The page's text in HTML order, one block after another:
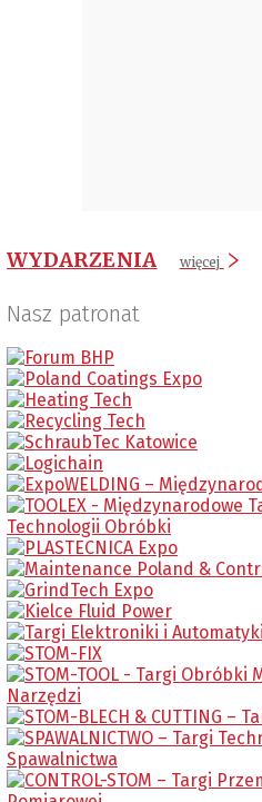
WYDARZENIA więcej
Nasz patronat